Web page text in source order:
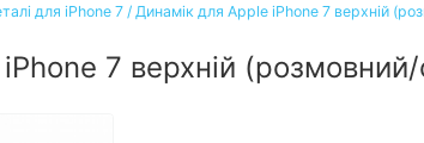
для iPhone 7 / Динамік для Apple iPhone 7 верхній
7 верхній (розмовний/